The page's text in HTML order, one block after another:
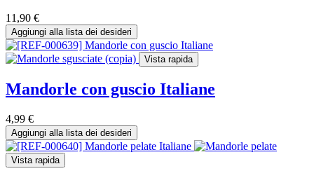
11,90 €
Aggiungi alla lista dei desideri
Vista rapida
Mandorle con guscio Italiane
4,99 €
Aggiungi alla lista dei desideri
Vista rapida